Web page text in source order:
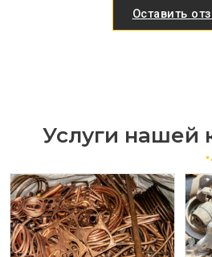
Оставить
Услуги нашей